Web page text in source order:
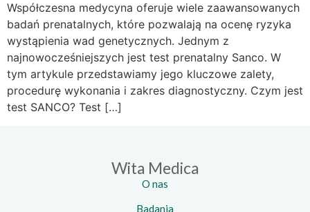
Współczesna medycyna oferuje wiele zaawansowanych
badań prenatalnych, które pozwalają na ocenę ryzyka
wystąpienia wad genetycznych. Jednym z
najnowocześniejszych jest test prenatalny Sanco. W
tym artykule przedstawiamy jego kluczowe zalety,
procedurę wykonania i zakres diagnostyczny. Czym jest
test SANCO? Test […]
Wita Medica
O nas
Badania